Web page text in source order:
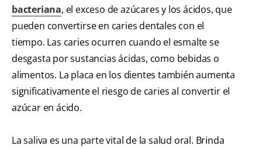
bacteriana, el exceso de azúcares y los ácidos, que
pueden convertirse en caries dentales con el
tiempo. Las caries ocurren cuando el esmalte se
desgasta por sustancias ácidas, como bebidas o
alimentos. La placa en los dientes también aumenta
significativamente el riesgo de caries al convertir el
azúcar en ácido.
La saliva es una parte vital de la salud oral. Brinda